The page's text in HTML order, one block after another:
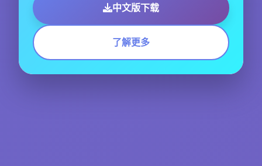
中文版下载
了解更多